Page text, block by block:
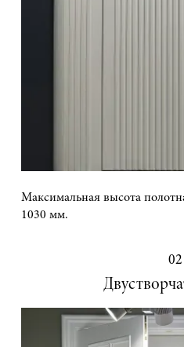
Максимальная высота
1030 мм.
02